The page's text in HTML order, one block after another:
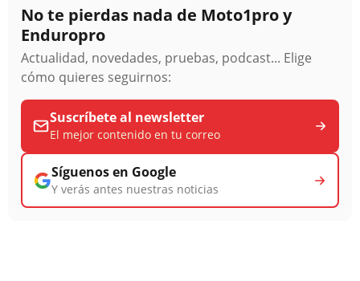
No te pierdas nada de Moto1pro y
Enduropro
Actualidad, novedades, pruebas, podcast... Elige
cómo quieres seguirnos:
Suscríbete al newsletter
El mejor contenido en tu correo
Síguenos en Google
Y verás antes nuestras noticias